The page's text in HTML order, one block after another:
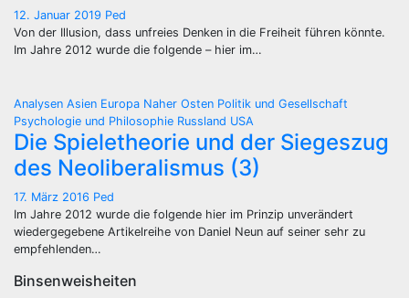
12. Januar 2019 Ped
Von der Illusion, dass unfreies Denken in die Freiheit führen könnte.
Im Jahre 2012 wurde die folgende – hier im…
Analysen Asien Europa Naher Osten Politik und Gesellschaft
Psychologie und Philosophie Russland USA
Die Spieletheorie und der Siegeszug
des Neoliberalismus (3)
17. März 2016 Ped
Im Jahre 2012 wurde die folgende hier im Prinzip unverändert
wiedergegebene Artikelreihe von Daniel Neun auf seiner sehr zu
empfehlenden…
Binsenweisheiten